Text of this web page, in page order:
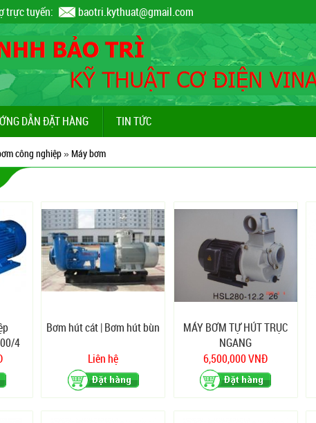
trực tuyến: baotri.kythuat@gmail.com
DẪN ĐẶT HÀNG TIN TỨC
công nghiệp» Máy bơm
4
Bơm hút cát | Bơm hút bùn
Liên hệ
MÁY BƠM TỰ HÚT TRỤC
NGANG
6,500,000 VNĐ